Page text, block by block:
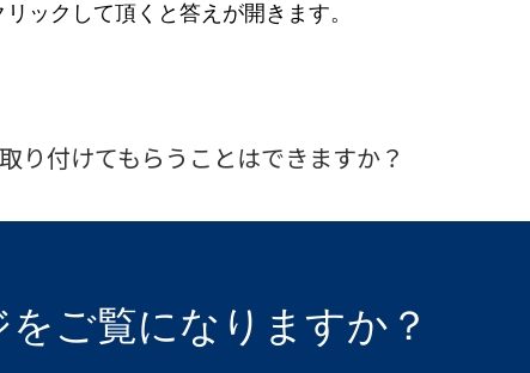
リックして頂くと答えが開きます。
り付けてもらうことはできますか？
ご覧になりますか？